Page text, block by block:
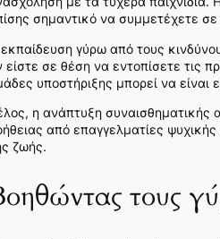
σημαντικό να συμμετέχετε
γύρω από τους
είστε σε θέση να εντοπίσετε τις
υποστήριξης μπορεί να είναι
η ανάπτυξη συναισθηματικής
από επαγγελματίες
ζωής.
τους